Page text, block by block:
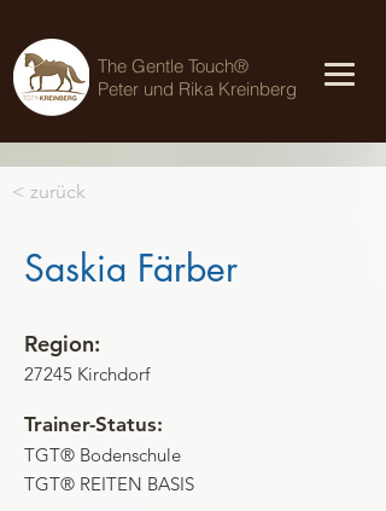
The Gentle Touch®
Peter und Rika Kreinberg
< zurück
Saskia Färber
Region:
27245 Kirchdorf
Trainer-Status:
TGT® Bodenschule
TGT® REITEN BASIS